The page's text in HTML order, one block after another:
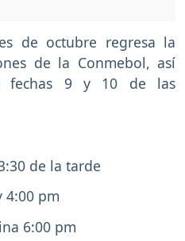
de octubre regresa la
de la Conmebol, así
fechas 9 y 10 de las
de la tarde
4:00 pm
6:00 pm